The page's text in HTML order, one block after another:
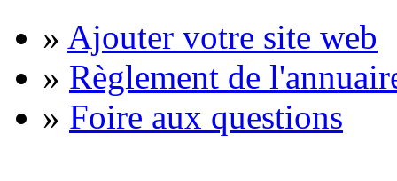
» Ajouter votre site web
» Règlement de
» Foire aux questions